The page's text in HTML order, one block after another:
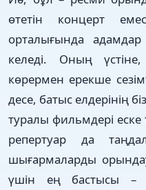
өтетін концерт
орталығында адамдар
келеді. Оның
көрермен ерекше
десе, батыс елдерінің
туралы фильмдері
репертуар да
шығармаларды
үшін ең бастысы –